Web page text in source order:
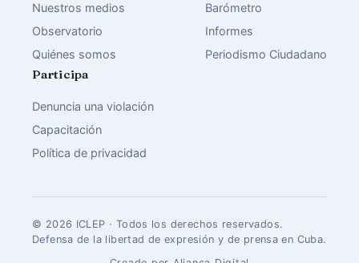
Nuestros medios
Observatorio
Quiénes somos
Barómetro
Informes
Periodismo Ciudadano
Participa
Denuncia una violación
Capacitación
Política de privacidad
© 2026 ICLEP · Todos los derechos reservados.
Defensa de la libertad de expresión y de prensa en Cuba.